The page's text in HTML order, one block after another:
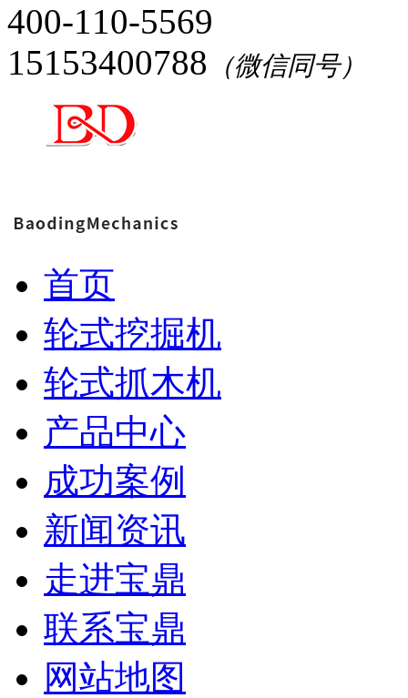
400-110-5569
15153400788 （微信同号）
首页
轮式挖掘机
轮式抓木机
产品中心
成功案例
新闻资讯
走进宝鼎
联系宝鼎
网站地图